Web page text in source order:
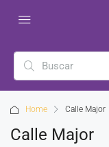
Home Calle Major
Calle Major